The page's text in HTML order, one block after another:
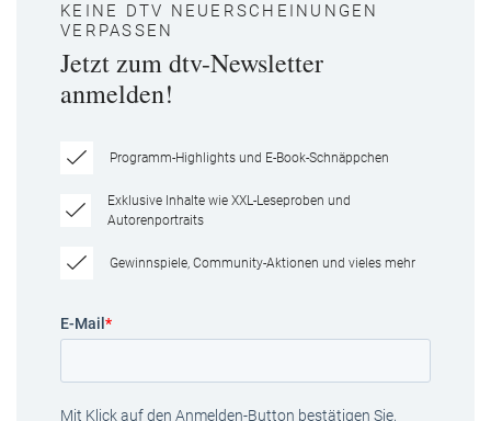
KEINE DTV NEUERSCHEINUNGEN
VERPASSEN
Jetzt zum dtv-Newsletter
anmelden!
Programm-Highlights und E-Book-Schnäppchen
Exklusive Inhalte wie XXL-Leseproben und
Autorenportraits
Gewinnspiele, Community-Aktionen und vieles mehr
E-Mail *
Mit Klick auf den Anmelden-Button bestätigen Sie,